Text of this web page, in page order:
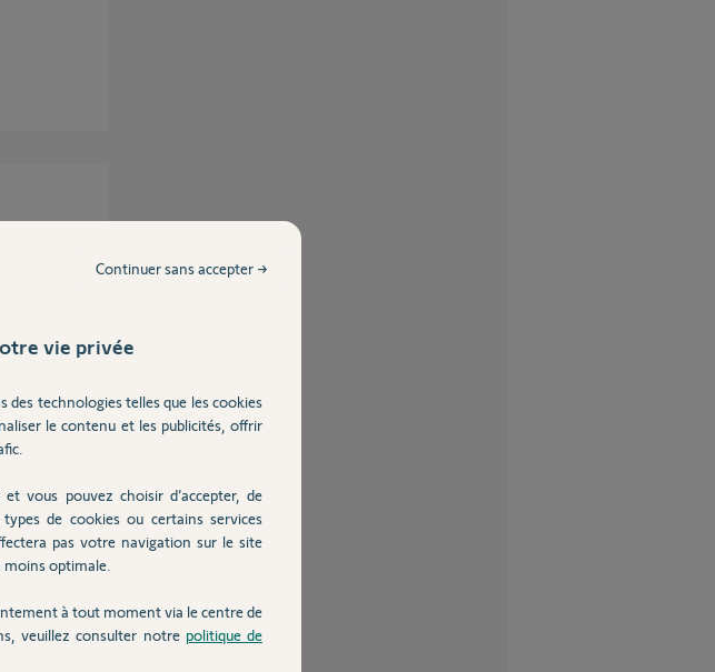
vie privée
des technologies telles que les cookies
le contenu et les publicités, offrir
vous pouvez choisir d’accepter, de
de cookies ou certains services
pas votre navigation sur le site
optimale.
à tout moment via le centre de
veuillez consulter notre politique de
Continuer sans accepter →